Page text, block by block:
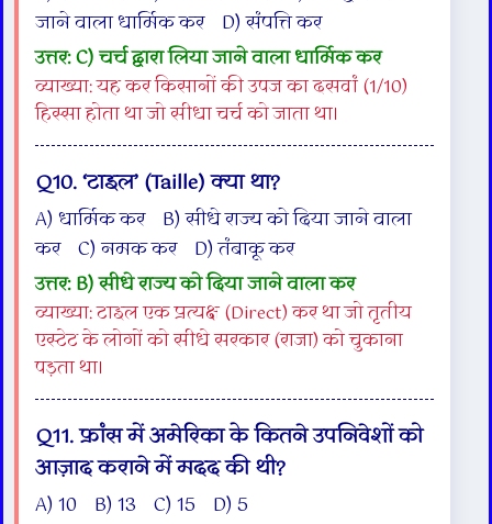
जाने वाला धार्मिक कर D) संपत्ति कर
उत्तर: C) चर्च द्वारा लिया जाने वाला धार्मिक कर
व्याख्या: यह कर किसानों की उपज का दसवां (1/10)
हिस्सा होता था जो सीधा चर्च को जाता था।
Q10. ‘टाइल’ (Taille) क्या था?
A) धार्मिक कर B) सीधे राज्य को दिया जाने वाला
कर C) नमक कर D) तंबाकू कर
उत्तर: B) सीधे राज्य को दिया जाने वाला कर
व्याख्या: टाइल एक प्रत्यक्ष (Direct) कर था जो तृतीय
एस्टेट के लोगों को सीधे सरकार (राजा) को चुकाना
पड़ता था।
Q11. फ्रांस में अमेरिका के कितने उपनिवेशों को
आज़ाद कराने में मदद की थी?
A) 10 B) 13 C) 15 D) 5